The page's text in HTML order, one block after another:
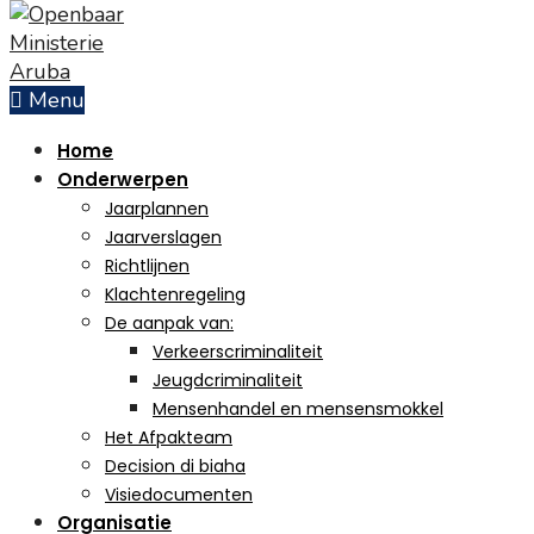
Skip
to
content
Menu
Home
Onderwerpen
Jaarplannen
Jaarverslagen
Richtlijnen
Klachtenregeling
De aanpak van:
Verkeerscriminaliteit
Jeugdcriminaliteit
Mensenhandel en mensensmokkel
Het Afpakteam
Decision di biaha
Visiedocumenten
Organisatie
Home Nieuws